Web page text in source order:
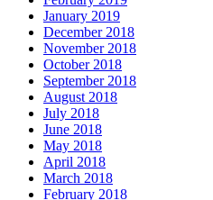
January 2019
December 2018
November 2018
October 2018
September 2018
August 2018
July 2018
June 2018
May 2018
April 2018
March 2018
February 2018